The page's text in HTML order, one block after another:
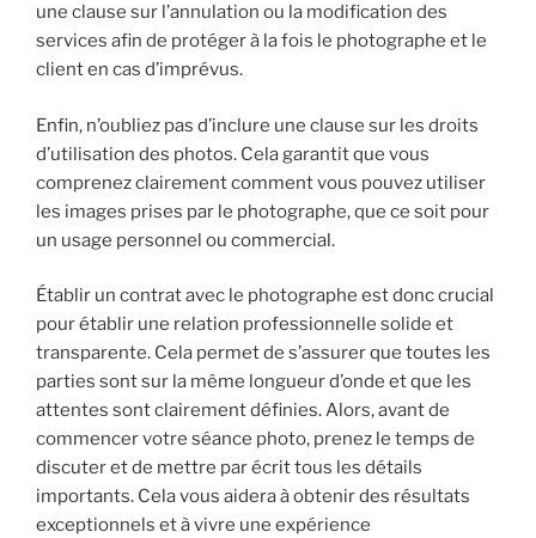
une clause sur l’annulation ou la modification des
services afin de protéger à la fois le photographe et le
client en cas d’imprévus.
Enfin, n’oubliez pas d’inclure une clause sur les droits
d’utilisation des photos. Cela garantit que vous
comprenez clairement comment vous pouvez utiliser
les images prises par le photographe, que ce soit pour
un usage personnel ou commercial.
Établir un contrat avec le photographe est donc crucial
pour établir une relation professionnelle solide et
transparente. Cela permet de s’assurer que toutes les
parties sont sur la même longueur d’onde et que les
attentes sont clairement définies. Alors, avant de
commencer votre séance photo, prenez le temps de
discuter et de mettre par écrit tous les détails
importants. Cela vous aidera à obtenir des résultats
exceptionnels et à vivre une expérience